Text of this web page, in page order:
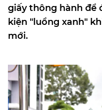
giấy thông hành để
kiện "luồng xanh"
mới.